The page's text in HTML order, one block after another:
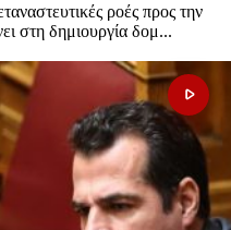
ροές προς την
στη δημιουργία δομ...